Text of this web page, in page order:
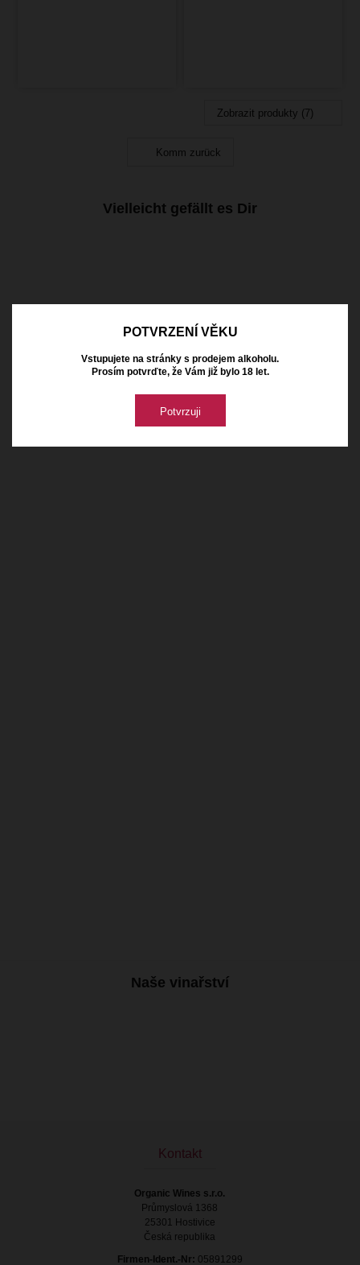
Zobrazit produkty (7)
Komm zurück
Vielleicht gefällt es Dir
Naše vinařství
Kontakt
Organic Wines s.r.o.
Průmyslová 1368
25301 Hostivice
Česká republika
Firmen-Ident.-Nr: 05891299
POTVRZENÍ VĚKU
Vstupujete na stránky s prodejem alkoholu.
Prosím potvrďte, že Vám již bylo 18 let.
Potvrzuji